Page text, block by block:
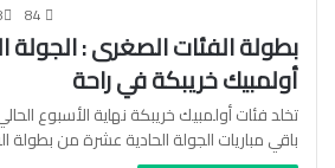
بطولة الفئات الصغرى : الجولة
أولمبيك خريبكة في راحة
تخلد فئات أولمبيك خريبكة نهاية الأسبوع
باقي مباريات الجولة الحادية عشرة من بطولة